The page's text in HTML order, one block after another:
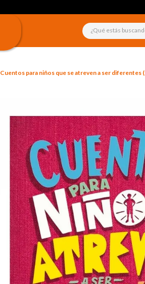
¿Qué estás
Cuentos para niños que se atreven a ser diferentes